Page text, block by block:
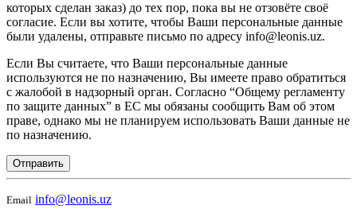
которых сделан заказ) до тех пор, пока вы не отзовёте своё
согласие. Если вы хотите, чтобы Ваши персональные данные
были удалены, отправьте письмо по адресу info@leonis.uz.
Если Вы считаете, что Ваши персональные данные
используются не по назначению, Вы имеете право обратиться
с жалобой в надзорный орган. Согласно “Общему регламенту
по защите данных” в ЕС мы обязаны сообщить Вам об этом
праве, однако мы не планируем использовать Ваши данные не
по назначению.
Отправить
Email info@leonis.uz